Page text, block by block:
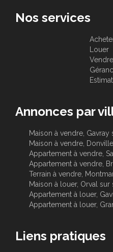
Nos services
Louer
Vendre
Annonces par
Maison à vendre, Gavray
Maison à vendre,
Appartement à vendre,
Appartement à vendre,
Terrain à vendre,
Maison à louer, Orval sur
Appartement à louer,
Appartement à louer,
Liens pratiques